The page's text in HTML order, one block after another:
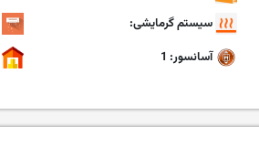
سیستم گرمایشی:
آسانسور: 1